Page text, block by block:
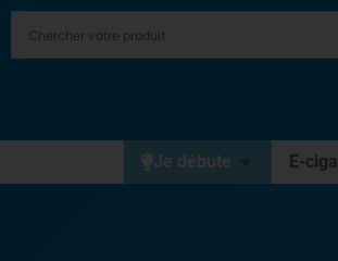
Je débute E-